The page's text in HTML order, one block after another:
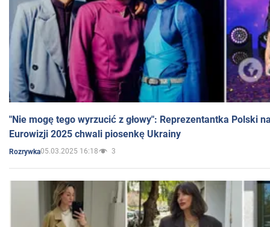
"Nie mogę tego wyrzucić z głowy": Reprezentantka Polski
Eurowizji 2025 chwali piosenkę Ukrainy
Rozrywka05.03.2025 16:18 3